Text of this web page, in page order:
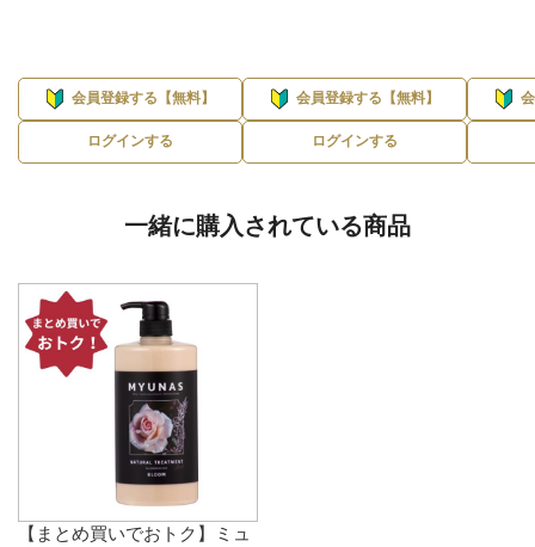
会員登録する【無料】
ログインする
会員登録する【無料】
ログインする
一緒に購入されている商品
【まとめ買いでおトク】ミュ